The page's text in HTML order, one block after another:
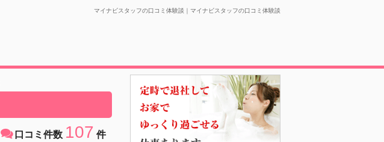
マイナビスタッフの口コミ体験談｜マイナビスタッフの口コミ体験談
口コミ件数 107 件